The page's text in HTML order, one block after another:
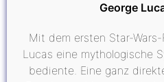
George
Mit dem ersten Star-
Lucas eine mythologische
bediente. Eine ganz